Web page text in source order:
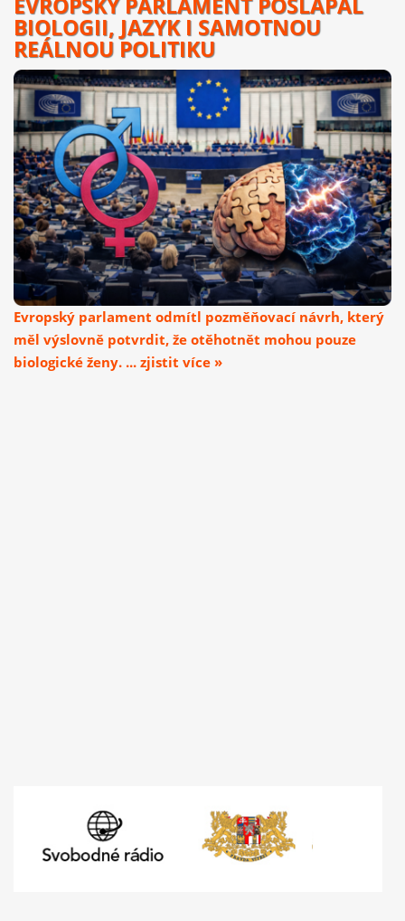
EVROPSKÝ PARLAMENT POŠLAPAL
BIOLOGII, JAZYK I SAMOTNOU
REÁLNOU POLITIKU
Evropský parlament odmítl pozměňovací návrh, který
měl výslovně potvrdit, že otěhotnět mohou pouze
biologické ženy. ... zjistit více »